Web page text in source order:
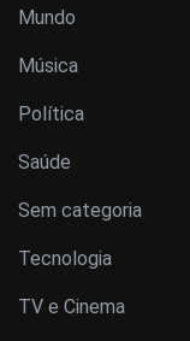
Mundo
Música
Política
Saúde
Sem categoria
Tecnologia
TV e Cinema